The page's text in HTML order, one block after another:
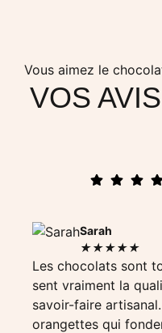
Vous aimez le
VOS
Sarah
★★★★★
Les chocolats sont
sent vraiment la
savoir-faire
orangettes qui